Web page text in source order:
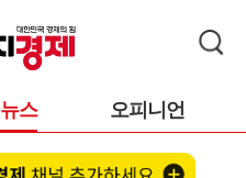
스 오피니언